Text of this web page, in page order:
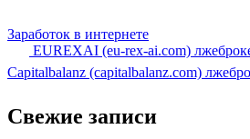
Заработок в интернете
EUREXAI (eu-rex-ai.com)
Capitalbalanz (capitalbalanz.com)
Свежие записи